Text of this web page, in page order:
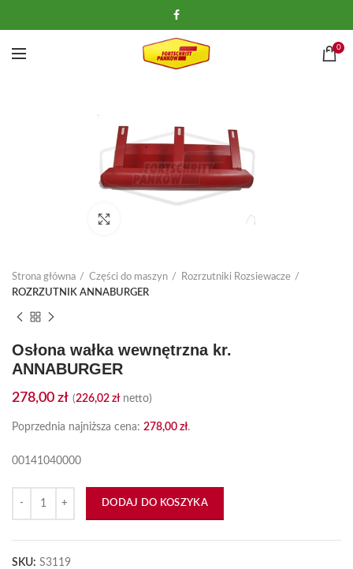
0
Strona główna Części do maszyn
Rozrzutniki Rozsiewacze
ROZRZUTNIK ANNABURGER
Osłona wałka wewnętrzna kr.
ANNABURGER
278,00 zł (226,02 złnetto)
Poprzednia najniższa cena: 278,00 zł.
00141040000
DODAJ DO KOSZYKA
SKU: S3119